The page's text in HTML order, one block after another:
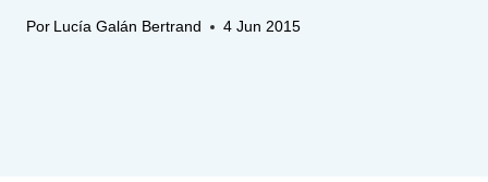
Por Lucía Galán Bertrand 4 Jun 2015